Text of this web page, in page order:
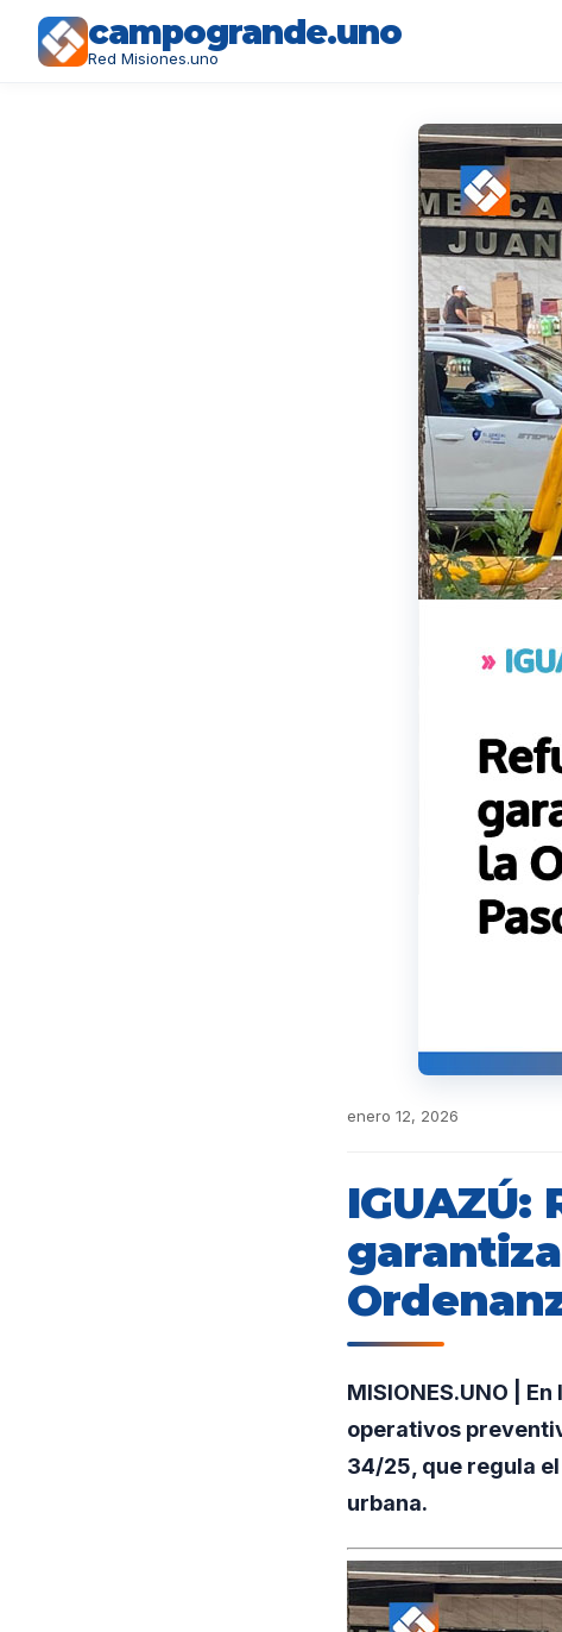
campogrande.uno
Red Misiones.uno
enero 12, 2026
MISIONES.UNO |
operativos
34/25, que regula
urbana.